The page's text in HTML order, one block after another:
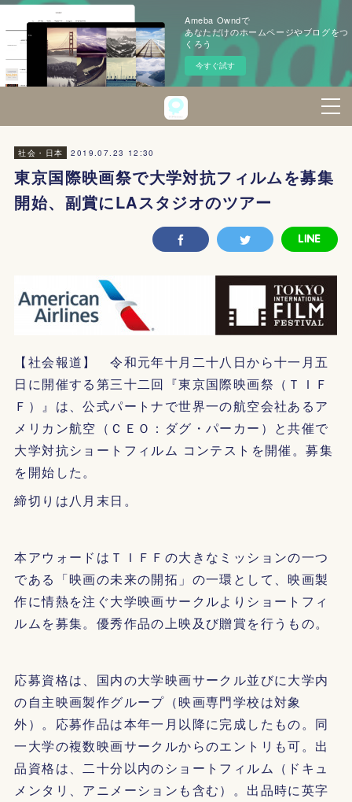
Ameba Owndで
あなただけのホームページやブログをつ
くろう
今すぐ試す
社会・日本 2019.07.23 12:30
東京国際映画祭で大学対抗フィルムを募集
開始、副賞にLAスタジオのツアー
【社会報道】 令和元年十月二十八日から十一月五
日に開催する第三十二回『東京国際映画祭（ＴＩＦ
Ｆ）』は、公式パートナで世界一の航空会社あるア
メリカン航空（ＣＥＯ：ダグ・パーカー）と共催で
大学対抗ショートフィルム コンテストを開催。募集
を開始した。
締切りは八月末日。
本アウォードはＴＩＦＦの大きなミッションの一つ
である「映画の未来の開拓」の一環として、映画製
作に情熱を注ぐ大学映画サークルよりショートフィ
ルムを募集。優秀作品の上映及び贈賞を行うもの。
応募資格は、国内の大学映画サークル並びに大学内
の自主映画製作グループ（映画専門学校は対象
外）。応募作品は本年一月以降に完成したもの。同
一大学の複数映画サークルからのエントリも可。出
品資格は、二十分以内のショートフィルム（ドキュ
メンタリ、アニメーションも含む）。出品時に英字